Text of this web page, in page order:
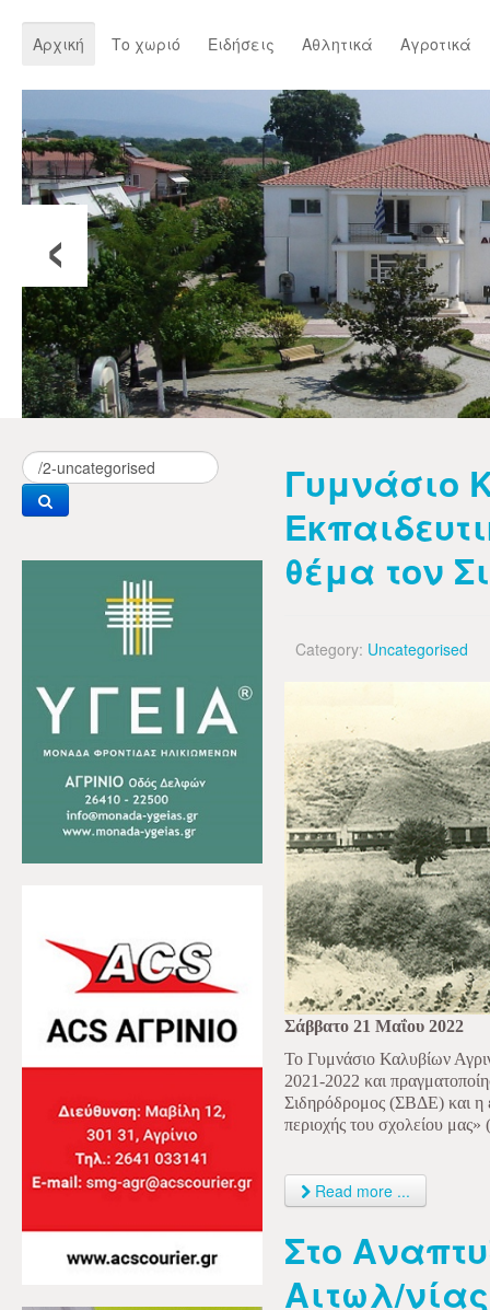
Αρχική Το χωριό Ειδήσεις Αθλητικά Αγροτικά
‹
Γυμνάσιο
θέμα τον
Category: Uncategorised
Σάββατο 21 Μαΐου 2022
Το Γυμνάσιο Καλυβίων
2021-2022 και
Σιδηρόδρομος (ΣΒΔΕ) και η
περιοχής του σχολείου
Read more ...
Στο
Αιτωλ/